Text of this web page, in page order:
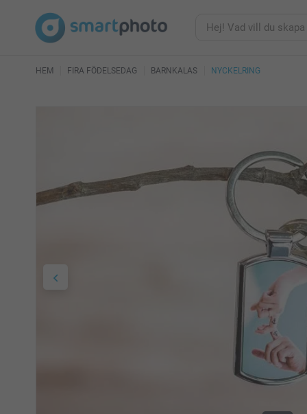
HEM FIRA FÖDELSEDAG BARNKALAS NYCKELRING